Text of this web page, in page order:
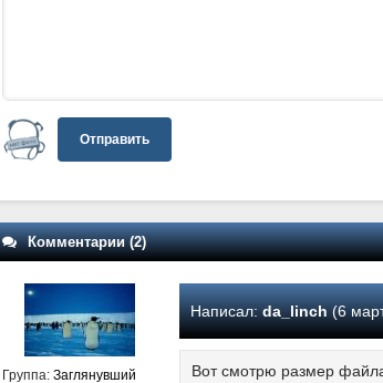
Отправить
Комментарии (2)
Группа: Заглянувший
Написал: da_linch(6
Вот смотрю размер